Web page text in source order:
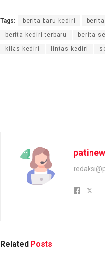
Tags: berita baru kediri
berita kediri terbaru berita
kilas kediri lintas kediri
Related Posts